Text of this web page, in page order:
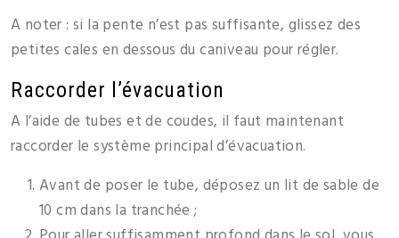
A noter : si la pente n’est pas suffisante, glissez des
petites cales en dessous du caniveau pour régler.
Raccorder l’évacuation
A l’aide de tubes et de coudes, il faut maintenant
raccorder le système principal d’évacuation.
Avant de poser le tube, déposez un lit de sable de
10 cm dans la tranchée ;